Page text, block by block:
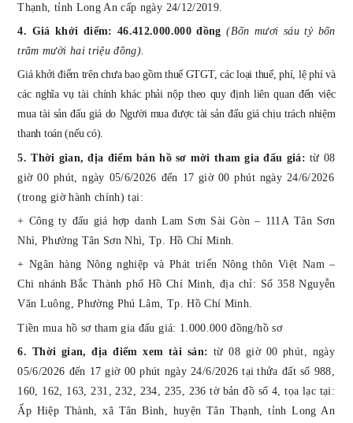
Thạnh, tỉnh Long An cấp ngày 24/12/2019.
4. Giá khởi điểm:46.412.000.000đồng(Bốn mươi sáu tỷ bốn
trăm mười hai triệu đồng)
Giá khởi điểm trên chưa bao gồmthuế GTGT,các loại thuế, phí, lệ phí và
các nghĩa vụ tài chính khác phải nộp theo quy định liên quan đến việc
mua tài sản đấu giá do Người mua được tài sảnđấu giá chịu trách nhiệm
thanh toán (nếu có).
5.Thời gian, địa điểmbán hồ sơ mời tham gia đấu giá: từ 08
giờ00 phút, ngày 05/6/2026 đến 1 7 giờ 00 phút ngày 24/6/2026
(trong giờ hành chính)tại:
+ Công ty đấu giá hợp danh Lam Sơn Sài Gòn – 111 A Tân Sơn
Nhì, Phường Tân Sơn Nhì, Tp. Hồ Chí Minh
+Ngân hàng Nông nghiệp và Phát triển Nông thôn Việt Nam –
Chi nhánh Bắc Thành phố Hồ Chí Minh, địa chỉ: Số 358 Nguyễn
Văn Luông, Phường Phú Lâm, Tp. Hồ Chí Minh.
Tiền mua hồ sơ tham gia đấu giá: 1.000.000 đồng/hồ sơ
6. Thời gian, địa điểm xem tài sản:từ08 giờ 00 phút, ngày
05/6/2026 đến 1 7 giờ 00 phút ngày 24/6/2026 tại thửa đất số 988,
160, 162, 163, 231, 232, 234, 235, 236tờ bản đồ số 4,tọa lạc tại:
Ấp Hiệp Thành, xã Tân Bình, huyện Tân Thạnh, tỉnh Long An